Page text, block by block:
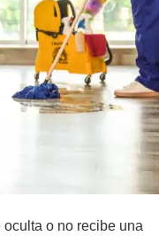
o no recibe una